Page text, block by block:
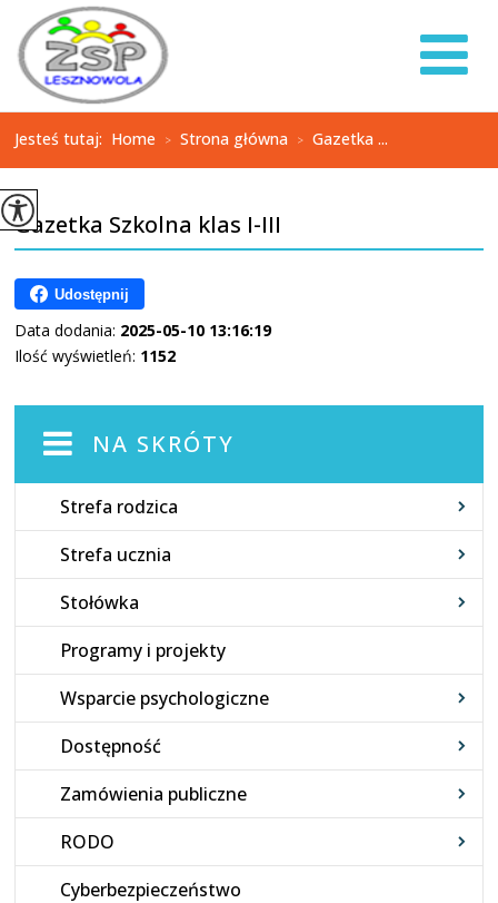
Jesteś tutaj: Home > Strona główna > Gazetka ...
Gazetka Szkolna klas I-III
Udostępnij
Data dodania: 2025-05-10 13:16:19
Ilość wyświetleń: 1152
NA SKRÓTY
Strefa rodzica
Strefa ucznia
Stołówka
Programy i projekty
Wsparcie psychologiczne
Dostępność
Zamówienia publiczne
RODO
Cyberbezpieczeństwo